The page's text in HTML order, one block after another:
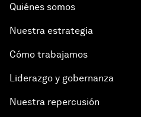
Quiénes somos
Nuestra estrategia
Cómo trabajamos
Liderazgo y gobernanza
Nuestra repercusión